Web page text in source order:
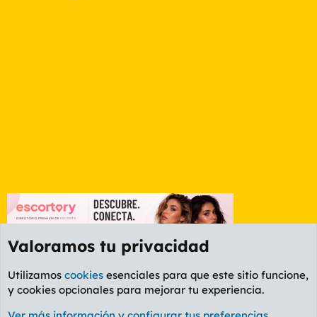
Foro General
Valoramos tu privacidad
Utilizamos cookies esenciales para que este sitio funcione,
y cookies opcionales para mejorar tu experiencia.